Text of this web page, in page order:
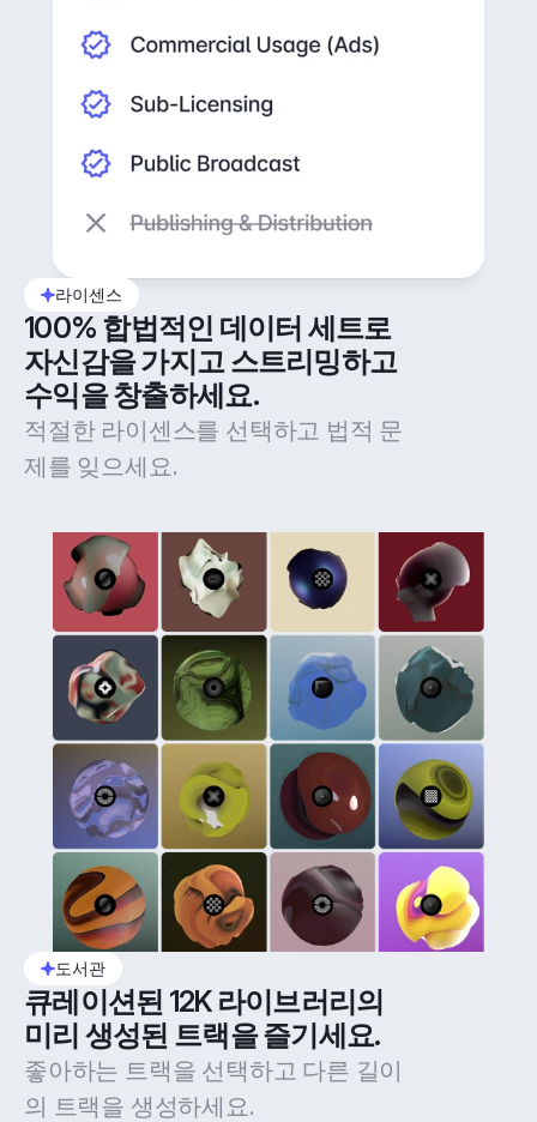
라이센스
100% 합법적인 데이터 세트로
자신감을 가지고 스트리밍하고
수익을 창출하세요.
적절한 라이센스를 선택하고 법적 문
제를 잊으세요.
도서관
큐레이션된 12K 라이브러리의
미리 생성된 트랙을 즐기세요.
좋아하는 트랙을 선택하고 다른 길이
의 트랙을 생성하세요.